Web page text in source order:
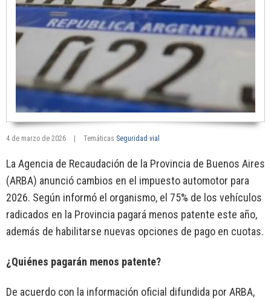
4 de marzo de 2026 Temáticas Seguridad vial
La Agencia de Recaudación de la Provincia de Buenos Aires
(ARBA) anunció cambios en el impuesto automotor para
2026. Según informó el organismo, el 75% de los vehículos
radicados en la Provincia pagará menos patente este año,
además de habilitarse nuevas opciones de pago en cuotas.
¿Quiénes pagarán menos patente?
De acuerdo con la información oficial difundida por ARBA,